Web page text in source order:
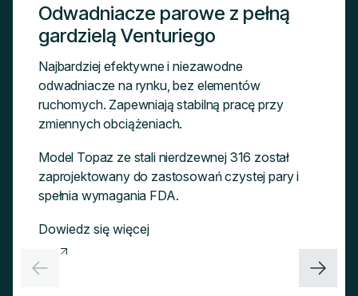
Odwadniacze parowe z pełną
gardzielą Venturiego
Najbardziej efektywne i niezawodne
odwadniacze na rynku, bez elementów
ruchomych. Zapewniają stabilną pracę przy
zmiennych obciążeniach.
Model Topaz ze stali nierdzewnej 316 został
zaprojektowany do zastosowań czystej pary i
spełnia wymagania FDA.
Dowiedz się więcej